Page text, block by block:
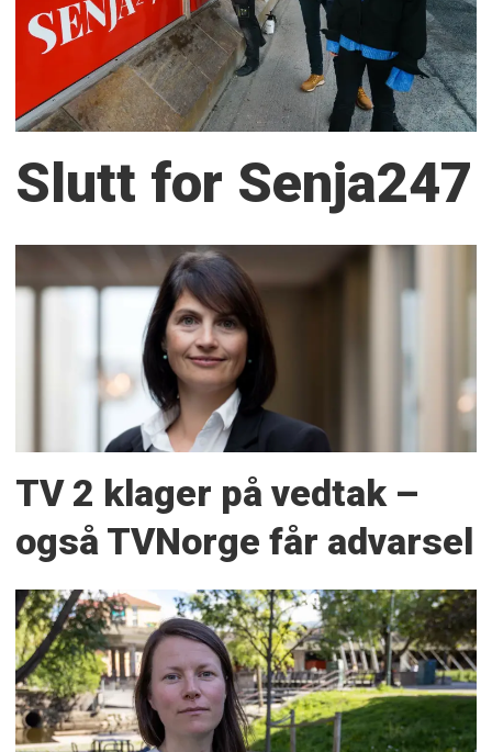
Slutt for Senja247
TV 2 klager på vedtak –
også TVNorge får advarsel